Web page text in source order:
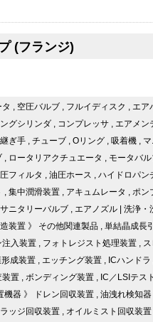
(フランジ)
, 空圧バルブ , フルイディスク , エア
グシリンダ , コンプレッサ , エアメン
継ぎ手 , チューブ , Oリング , 吸着機 ,
, ロータリアクチュエータ , モータバ
フィルタ , 油圧ホース , ハイドロパン
, 集中潤滑装置 , アキュムレータ , ポン
サニタリーバルブ , エアノズル 洗浄・
装置 》 その他関連製品 , 単結晶成長
注入装置 , フォトレジスト処理装置 ,
成装置 , エッチング装置 , ICハンドラ
装置 , ボンディング装置 , IC／LSIテス
機器 》 ドレン回収装置 , 油洩れ検知器
ッジ回収装置 , オイルミスト回収装置